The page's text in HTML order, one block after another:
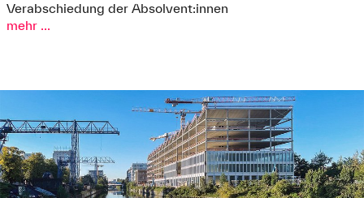
Verabschiedung der Absolvent:innen
mehr ...